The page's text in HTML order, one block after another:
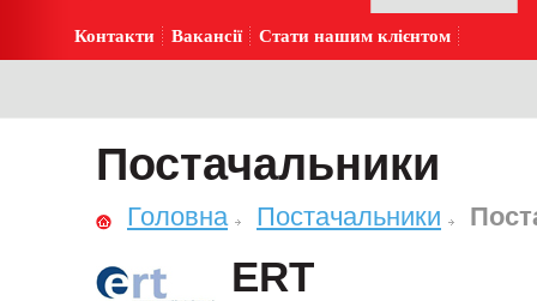
Контакти Вакансії Стати нашим клієнтом
Постачальники
Головна Постачальники
ERT